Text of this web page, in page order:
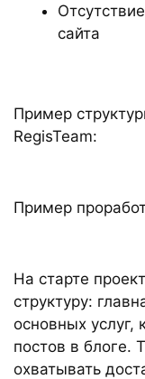
сайта
Пример
RegisTeam:
Пример
На старте
структуру:
основных услуг,
постов в блоге.
охватывать